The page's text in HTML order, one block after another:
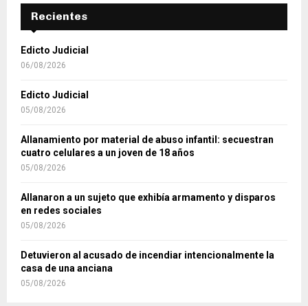
Recientes
Edicto Judicial
06/08/2026
Edicto Judicial
05/08/2026
Allanamiento por material de abuso infantil: secuestran
cuatro celulares a un joven de 18 años
05/08/2026
Allanaron a un sujeto que exhibía armamento y disparos
en redes sociales
05/08/2026
Detuvieron al acusado de incendiar intencionalmente la
casa de una anciana
05/08/2026